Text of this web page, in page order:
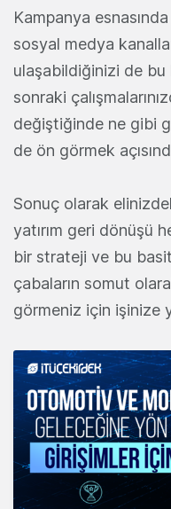
Kampanya
sosyal medya
ulaşabildiğinizi de bu
sonraki
değiştiğinde ne gibi
de ön görmek
Sonuç olarak
yatırım geri dönüşü
bir strateji ve bu
çabaların somut
görmeniz için işinize